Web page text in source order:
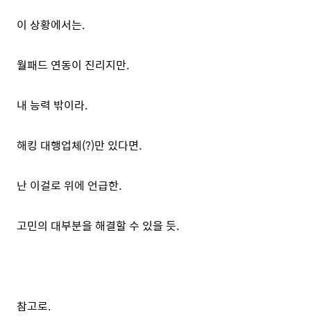
이 상황에서는.
월패드 연동이 진리지만.
내 능력 밖이라.
해킹 대행업체(?)만 있다면.
난 이걸로 위에 언급한.
고민의 대부분을 해결할 수 있을 듯.
참고로.